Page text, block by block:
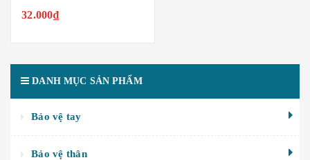
32.000₫
DANH MỤC SẢN PHẨM
Bảo vệ tay
Bảo vệ thân